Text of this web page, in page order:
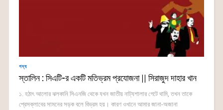
গদ্য
স্তালিন : সিএটি-র একটি মতিভ্রম প্রযোজনা || সিরাজুদ দাহার খান
১. হঠাৎ আলোর ঝলকানি সিএনজি থেকে যখন জাতীয় নাট্যশালার গেটে থামি, তখন তাকে
প্রেসক্লাবের সামনের সড়ক বলে বিভ্রম হয়। কারণ ওখানে আমার জানা-অজানা